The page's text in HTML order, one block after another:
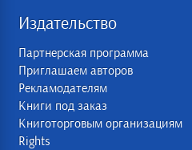
Издательство
Партнерская программа
Приглашаем авторов
Рекламодателям
Книги под заказ
Книготорговым организациям
Rights